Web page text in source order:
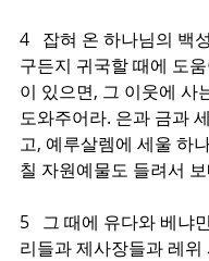
4   잡혀 온 하나님의 백
구든지 귀국할 때에 도
이 있으면, 그 이웃에 사
도와주어라. 은과 금과
고, 예루살렘에 세울 하
칠 자원예물도 들려서
5   그 때에 유다와 베냐
리들과 제사장들과 레위